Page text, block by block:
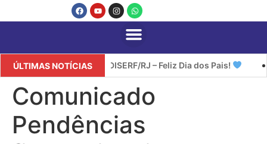
ÚLTIMAS NOTÍCIASSINDISERF/RJ – Feliz Dia dos Pais!
Comunicado
Pendências